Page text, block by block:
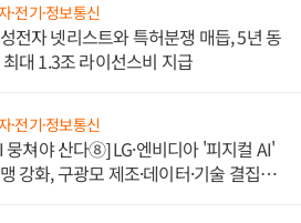
·전기·정보통신
전자 넷리스트와 특허분쟁 매듭, 5년 동
대 1.3조 라이선스비 지급
·전기·정보통신
뭉쳐야 산다⑧] LG·엔비디아 '피지컬 AI'
강화, 구광모 제조·데이터·기술 결집